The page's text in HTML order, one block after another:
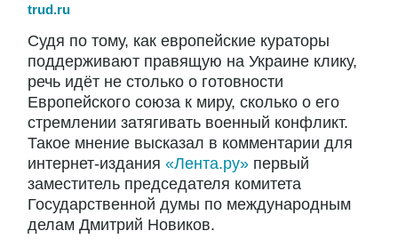
trud.ru
Судя по тому, как европейские кураторы
поддерживают правящую на Украине клику,
речь идёт не столько о готовности
Европейского союза к миру, сколько о его
стремлении затягивать военный конфликт.
Такое мнение высказал в комментарии для
интернет-издания «Лента.ру» первый
заместитель председателя комитета
Государственной думы по международным
делам Дмитрий Новиков.